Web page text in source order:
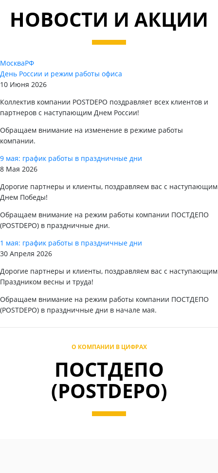
НОВОСТИ И АКЦИИ
МоскваРФ
День России и режим работы офиса
10 Июня 2026
Коллектив компании POSTDEPO поздравляет всех клиентов и
партнеров с наступающим Днем России!
Обращаем внимание на изменение в режиме работы
компании.
9 мая: график работы в праздничные дни
8 Мая 2026
Дорогие партнеры и клиенты, поздравляем вас с наступающим
Днем Победы!
Обращаем внимание на режим работы компании ПОСТДЕПО
(POSTDEPO) в праздничные дни.
1 мая: график работы в праздничные дни
30 Апреля 2026
Дорогие партнеры и клиенты, поздравляем вас с наступающим
Праздником весны и труда!
Обращаем внимание на режим работы компании ПОСТДЕПО
(POSTDEPO) в праздничные дни в начале мая.
О КОМПАНИИ В ЦИФРАХ
ПОСТДЕПО
(POSTDEPO)